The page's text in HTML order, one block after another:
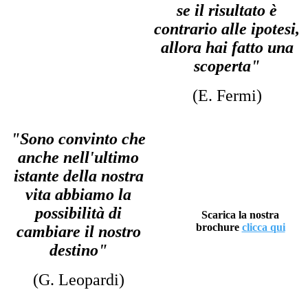
se il risultato è
contrario alle ipotesi,
allora hai fatto una
scoperta"
(E. Fermi)
"Sono convinto che
anche nell'ultimo
istante della nostra
vita abbiamo la
possibilità di
cambiare il nostro
destino"
(G. Leopardi)
Scarica la nostra
brochure clicca qui